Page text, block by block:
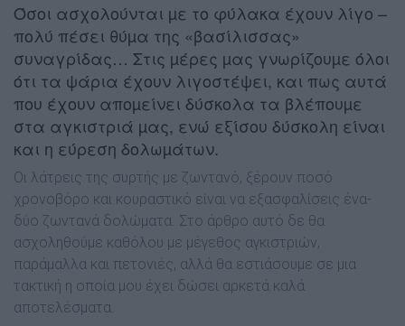
Όσοι ασχολούνται µε το φύλακα έχουν λίγο –
πολύ πέσει θύµα της «βασίλισσας»
συναγρίδας… Στις µέρες µας γνωρίζουµε όλοι
ότι τα ψάρια έχουν λιγοστέψει, και πως αυτά
που έχουν αποµείνει δύσκολα τα βλέπουµε
στα αγκιστριά µας, ενώ εξίσου δύσκολη είναι
και η εύρεση δολωµάτων.
Οι λάτρεις της συρτής µε ζωντανό, ξέρουν ποσό
χρονοβόρο και κουραστικό είναι να εξασφαλίσεις ένα-
δύο ζωντανά δολώµατα. Στο άρθρο αυτό δε θα
ασχοληθούµε καθόλου µε µέγεθος αγκιστριών,
παράµαλλα και πετονιές, αλλά θα εστιάσουµε σε µια
τακτική η οποία µου έχει δώσει αρκετά καλά
αποτελέσµατα.